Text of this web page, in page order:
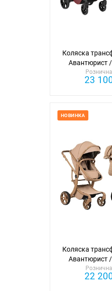
Коляска
Авантюрист
23
НОВИНКА
Коляска
Авантюрист
22